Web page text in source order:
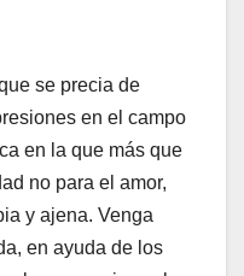
se precia de
en el campo
en la que más que
no para el amor,
y ajena. Venga
en ayuda de los